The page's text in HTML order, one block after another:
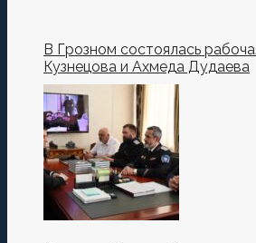
В Грозном состоялась
Кузнецова и Ахмеда Дудаева